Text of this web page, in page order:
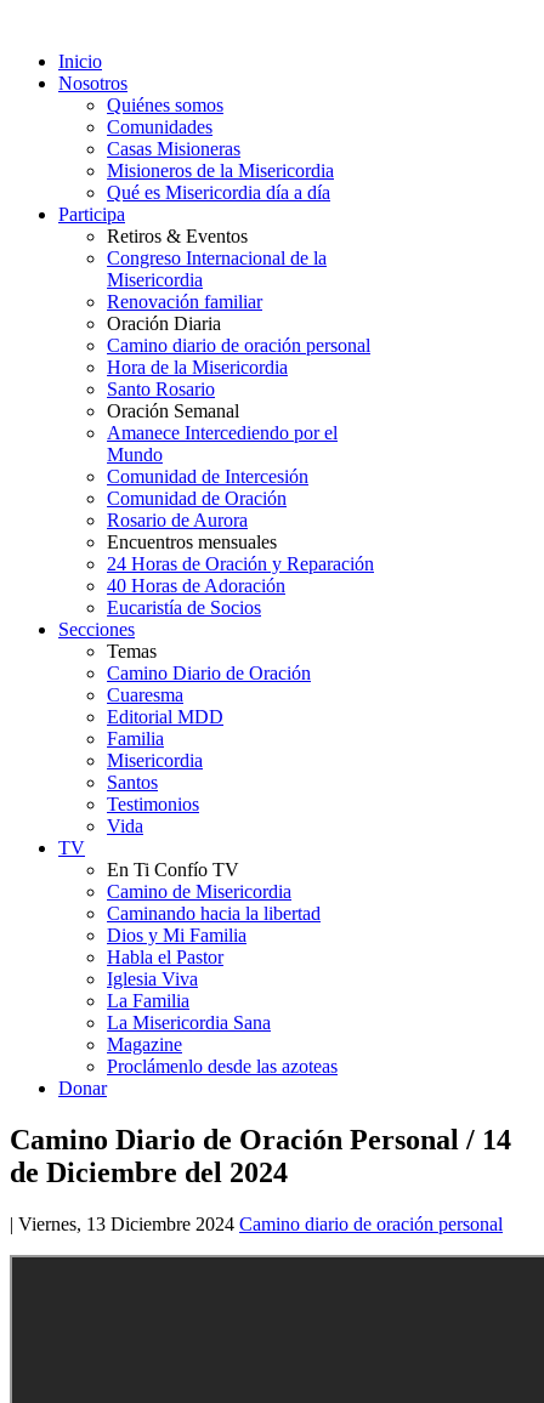
Inicio
Nosotros
Quiénes somos
Comunidades
Casas Misioneras
Misioneros de la Misericordia
Qué es Misericordia día a día
Participa
Retiros & Eventos
Congreso Internacional de la
Misericordia
Renovación familiar
Oración Diaria
Camino diario de oración personal
Hora de la Misericordia
Santo Rosario
Oración Semanal
Amanece Intercediendo por el
Mundo
Comunidad de Intercesión
Comunidad de Oración
Rosario de Aurora
Encuentros mensuales
24 Horas de Oración y Reparación
40 Horas de Adoración
Eucaristía de Socios
Secciones
Temas
Camino Diario de Oración
Cuaresma
Editorial MDD
Familia
Misericordia
Santos
Testimonios
Vida
TV
En Ti Confío TV
Camino de Misericordia
Caminando hacia la libertad
Dios y Mi Familia
Habla el Pastor
Iglesia Viva
La Familia
La Misericordia Sana
Magazine
Proclámenlo desde las azoteas
Donar
Camino Diario de Oración Personal / 14
de Diciembre del 2024
| Viernes, 13 Diciembre 2024 Camino diario de oración personal